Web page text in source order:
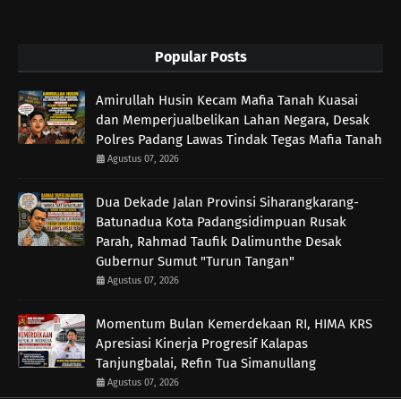
Popular Posts
Amirullah Husin Kecam Mafia Tanah Kuasai
dan Memperjualbelikan Lahan Negara, Desak
Polres Padang Lawas Tindak Tegas Mafia Tanah
Agustus 07, 2026
Dua Dekade Jalan Provinsi Siharangkarang-
Batunadua Kota Padangsidimpuan Rusak
Parah, Rahmad Taufik Dalimunthe Desak
Gubernur Sumut "Turun Tangan"
Agustus 07, 2026
Momentum Bulan Kemerdekaan RI, HIMA KRS
Apresiasi Kinerja Progresif Kalapas
Tanjungbalai, Refin Tua Simanullang
Agustus 07, 2026